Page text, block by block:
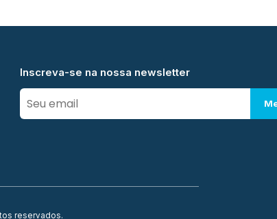
Inscreva-se na nossa newsletter
reservados.